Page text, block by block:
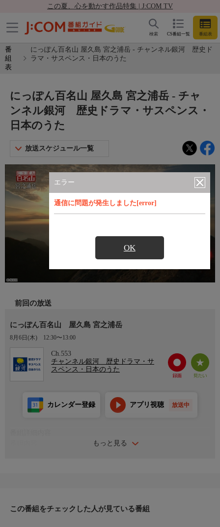
この夏、心を動かす作品特集 | J:COM TV
CS番組一覧 番組表
検索
番
組
表
にっぽん百名山 屋久島 宮之浦岳 - チャンネル銀河 歴史ド
ラマ・サスペンス・日本のうた
エラー
通信に問題が発生しました[error]
OK
にっぽん百名山 屋久島 宮之浦岳 - チャ
ンネル銀河 歴史ドラマ・サスペンス・
日本のうた
放送スケジュール一覧
前回の放送
にっぽん百名山 屋久島 宮之浦岳
8月6日(木) 12:30〜13:00
Ch.553
チャンネル銀河 歴史ドラマ・サ
スペンス・日本のうた
もっと見る
カレンダー登録 アプリ視聴 放送中
川小屋に。2日目は、ご来光を拝み、花崗岩が点在する投石平
この番組をチェックした人が見ている番組